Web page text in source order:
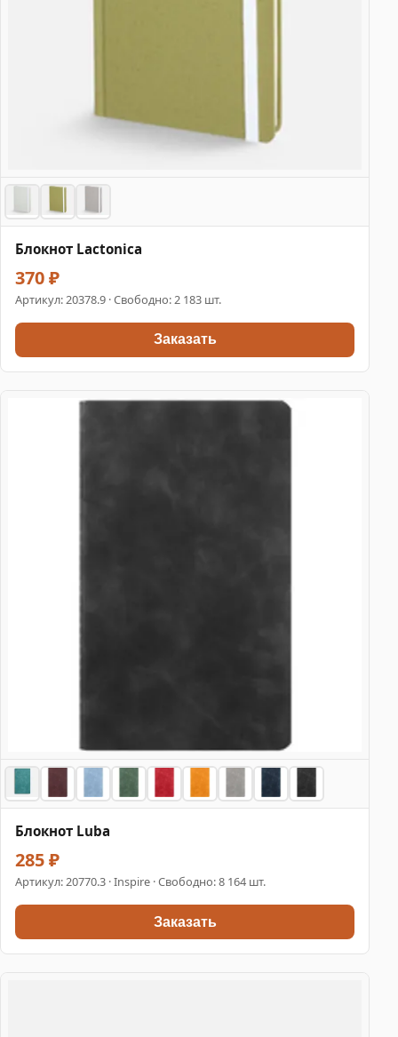
Блокнот Lactonica
370 ₽
Артикул:20378.9 · Свободно: 2 183 шт.
Заказать
Блокнот Luba
285 ₽
Артикул:20770.3 · Inspire · Свободно: 8 164 шт.
Заказать